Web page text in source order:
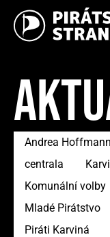
Andrea
centrala
Komunální volby
Mladé Pirátstvo
Piráti Karviná